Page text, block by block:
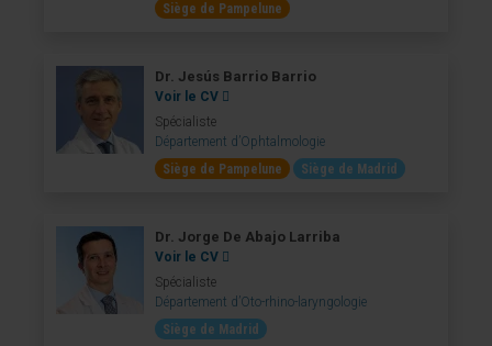
Siège de Pampelune
Dr. Jesús Barrio Barrio
Voir le CV
Spécialiste
Département d’Ophtalmologie
Siège de Pampelune
Siège de Madrid
Dr. Jorge De Abajo Larriba
Voir le CV
Spécialiste
Département d’Oto-rhino-laryngologie
Siège de Madrid